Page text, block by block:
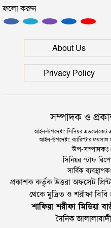
দুই তরুণীকে তুলে
আদালত
ফলো করুন
About Us
Privacy Policy
সম্পাদক ও
আইন-উপদেষ্টা: সিনিয়র এডভোকেট
আইন-উপদেষ্টা: ব্যারিস্টার ফয়সাল
উপ-
সিনিয়র স্টাফ
সার্বিক
প্রকাশক কর্তৃক উত্তরা অফসেট
থেকে মুদ্রিত ও শরীফা
শাফিয়া শরীফা মিডিয়া
দৈনিক